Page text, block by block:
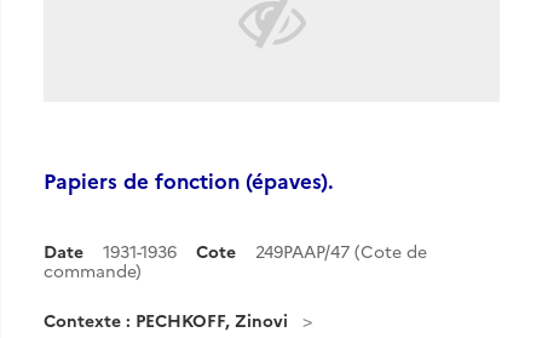
Papiers de fonction (épaves).
Date 1931-1936 Cote
249PAAP/47 (Cote de
commande)
Contexte : PECHKOFF, Zinovi